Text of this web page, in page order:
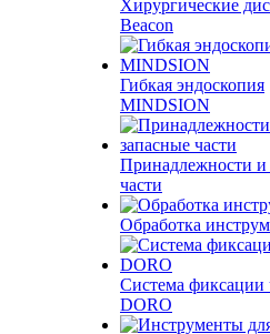
Хирургические
Beacon
Гибкая эндоскопия
MINDSION
Принадлежности и
части
Обработка
Система фиксации
DORO